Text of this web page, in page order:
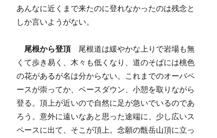
あんなに近くまで来たのに登れなかったのは残念と
しか言いようがない。
尾根から登頂 尾根道は緩やかな上りで岩場も無
くて歩き易く、木々も低くなり、道のそばには桃色
の花があるが名は分からない。これまでのオーバペ
ースが崇ってか、ペースダウン、小憩を取りながら
登る。頂上が近いので自然に足が急いでいるのであ
ろう。意外に遠いなあと思った途端に、少し広いス
ペースに出て、そこが頂上。念願の甑岳山頂に立っ